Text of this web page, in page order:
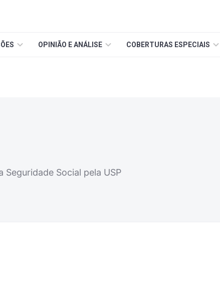
OPINIÃO E ANÁLISE COBERTURAS ESPECIAIS
Social pela USP